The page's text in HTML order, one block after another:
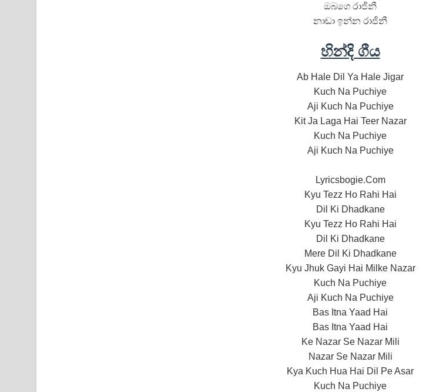
ඔබගෙ රාජිනී
නාඬා ඉන්න රාජිනී
හින්දි ගීය
Ab Hale Dil Ya Hale Jigar
Kuch Na Puchiye
Aji Kuch Na Puchiye
Kit Ja Laga Hai Teer Nazar
Kuch Na Puchiye
Aji Kuch Na Puchiye
Lyricsbogie.Com
Kyu Tezz Ho Rahi Hai
Dil Ki Dhadkane
Kyu Tezz Ho Rahi Hai
Dil Ki Dhadkane
Mere Dil Ki Dhadkane
Kyu Jhuk Gayi Hai Milke Nazar
Kuch Na Puchiye
Aji Kuch Na Puchiye
Bas Itna Yaad Hai
Bas Itna Yaad Hai
Ke Nazar Se Nazar Mili
Nazar Se Nazar Mili
Kya Kuch Hua Hai Dil Pe Asar
Kuch Na Puchiye